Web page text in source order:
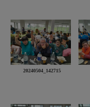
20240504_142715